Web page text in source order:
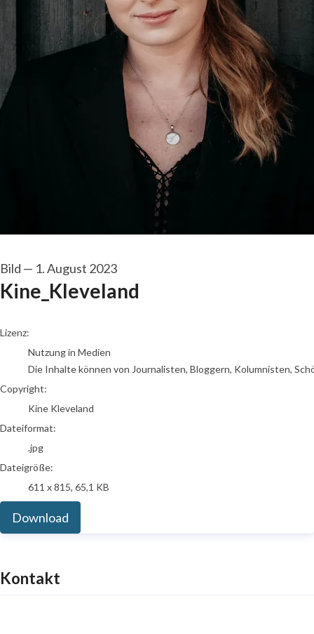
Bild — 1. August 2023
Kine_Kleveland
go to media item
Lizenz:
Nutzung in Medien
Die Inhalte können von Journalisten, Bloggern, Kolumnisten,
Copyright:
Kine Kleveland
Dateiformat:
.jpg
Dateigröße:
611 x 815, 65,1 KB
Download
Kontakt